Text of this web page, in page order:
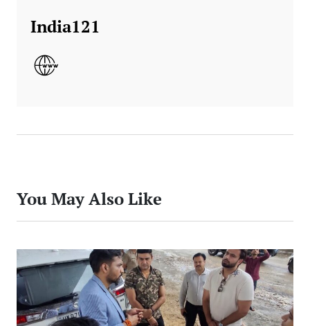
India121
You May Also Like